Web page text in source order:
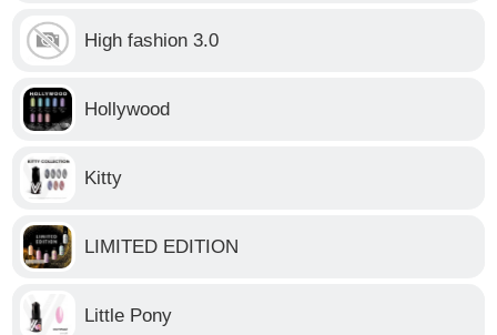
High fashion 3.0
Hollywood
Kitty
LIMITED EDITION
Little Pony